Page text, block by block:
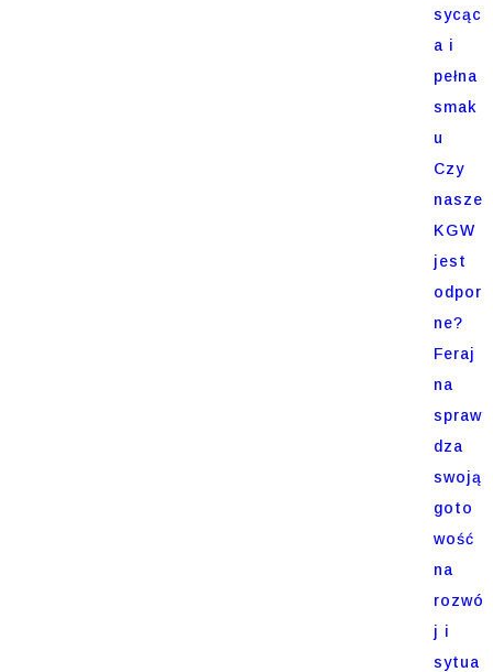
sycąc
a i
pełna
smak
u
Czy
nasze
KGW
jest
odpor
ne?
Feraj
na
spraw
dza
swoją
goto
wość
na
rozwó
j i
sytua